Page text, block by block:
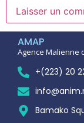
AMAP
Agence Malienne
+(223) 20
Bamako